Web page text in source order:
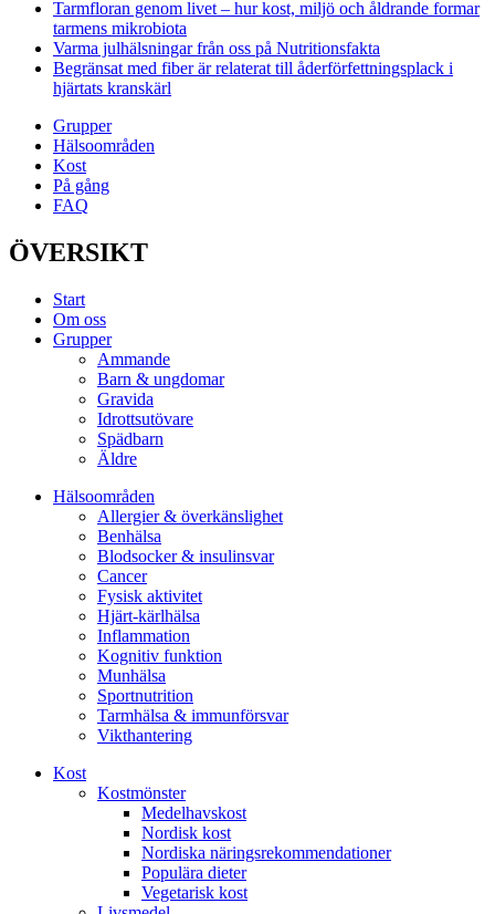
Tarmfloran genom livet – hur kost, miljö och åldrande formar
tarmens mikrobiota
Varma julhälsningar från oss på Nutritionsfakta
Begränsat med fiber är relaterat till åderförfettningsplack i
hjärtats kranskärl
Grupper
Hälsoområden
Kost
På gång
FAQ
ÖVERSIKT
Start
Om oss
Grupper
Ammande
Barn & ungdomar
Gravida
Idrottsutövare
Spädbarn
Äldre
Hälsoområden
Allergier & överkänslighet
Benhälsa
Blodsocker & insulinsvar
Cancer
Fysisk aktivitet
Hjärt-kärlhälsa
Inflammation
Kognitiv funktion
Munhälsa
Sportnutrition
Tarmhälsa & immunförsvar
Vikthantering
Kost
Kostmönster
Medelhavskost
Nordisk kost
Nordiska näringsrekommendationer
Populära dieter
Vegetarisk kost